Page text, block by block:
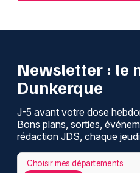
Newsletter : le
Dunkerque
J-5 avant votre dose
Bons plans, sorties,
rédaction JDS, chaque
Choisir mes départements